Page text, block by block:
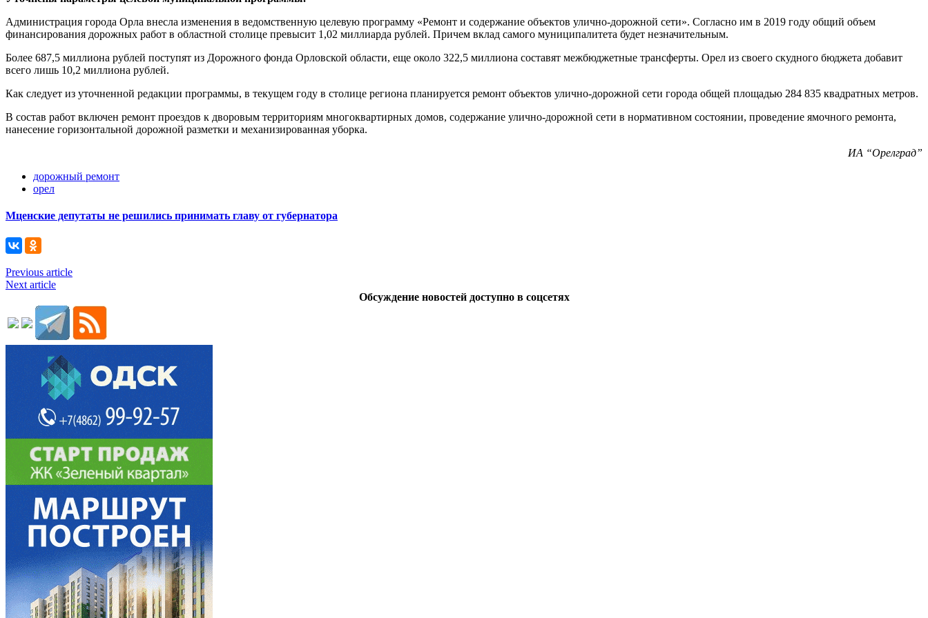
Администрация города Орла внесла изменения в ведомственную целевую программу «Ремонт и содержание объектов улично-дорожной сети». Согласно им в 2019 году общий объем
финансирования дорожных работ в областной столице превысит 1,02 миллиарда рублей. Причем вклад самого муниципалитета будет незначительным.
Более 687,5 миллиона рублей поступят из Дорожного фонда Орловской области, еще около 322,5 миллиона составят межбюджетные трансферты. Орел из своего скудного бюджета добавит
всего лишь 10,2 миллиона рублей.
Как следует из уточненной редакции программы, в текущем году в столице региона планируется ремонт объектов улично-дорожной сети города общей площадью 284 835 квадратных метров.
В состав работ включен ремонт проездов к дворовым территориям многоквартирных домов, содержание улично-дорожной сети в нормативном состоянии, проведение ямочного ремонта,
нанесение горизонтальной дорожной разметки и механизированная уборка.
ИА “Орелград”
дорожный ремонт
орел
Мценские депутаты не решились принимать главу от губернатора
Previous article
Next article
Обсуждение новостей доступно в соцсетях